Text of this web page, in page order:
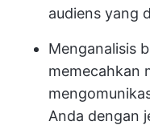
audiens yang
Menganalisis
memecahkan
Anda dengan